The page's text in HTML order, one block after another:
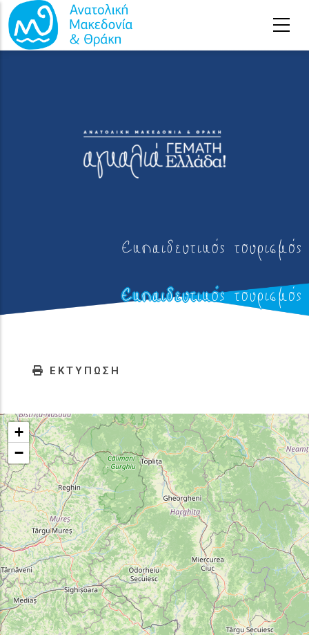
Παράκαμψη προς το κυρίως περιεχόμενο
Εκπαιδευτικός τουρισμός
Εκπαιδευτικός τουρισμός
ΕΚΤΥΠΩΣΗ
+
−